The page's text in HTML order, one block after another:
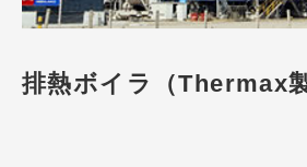
排熱ボイラ（Thermax製